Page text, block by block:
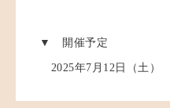
▼ 開催予定
2025年7月12 日（土）